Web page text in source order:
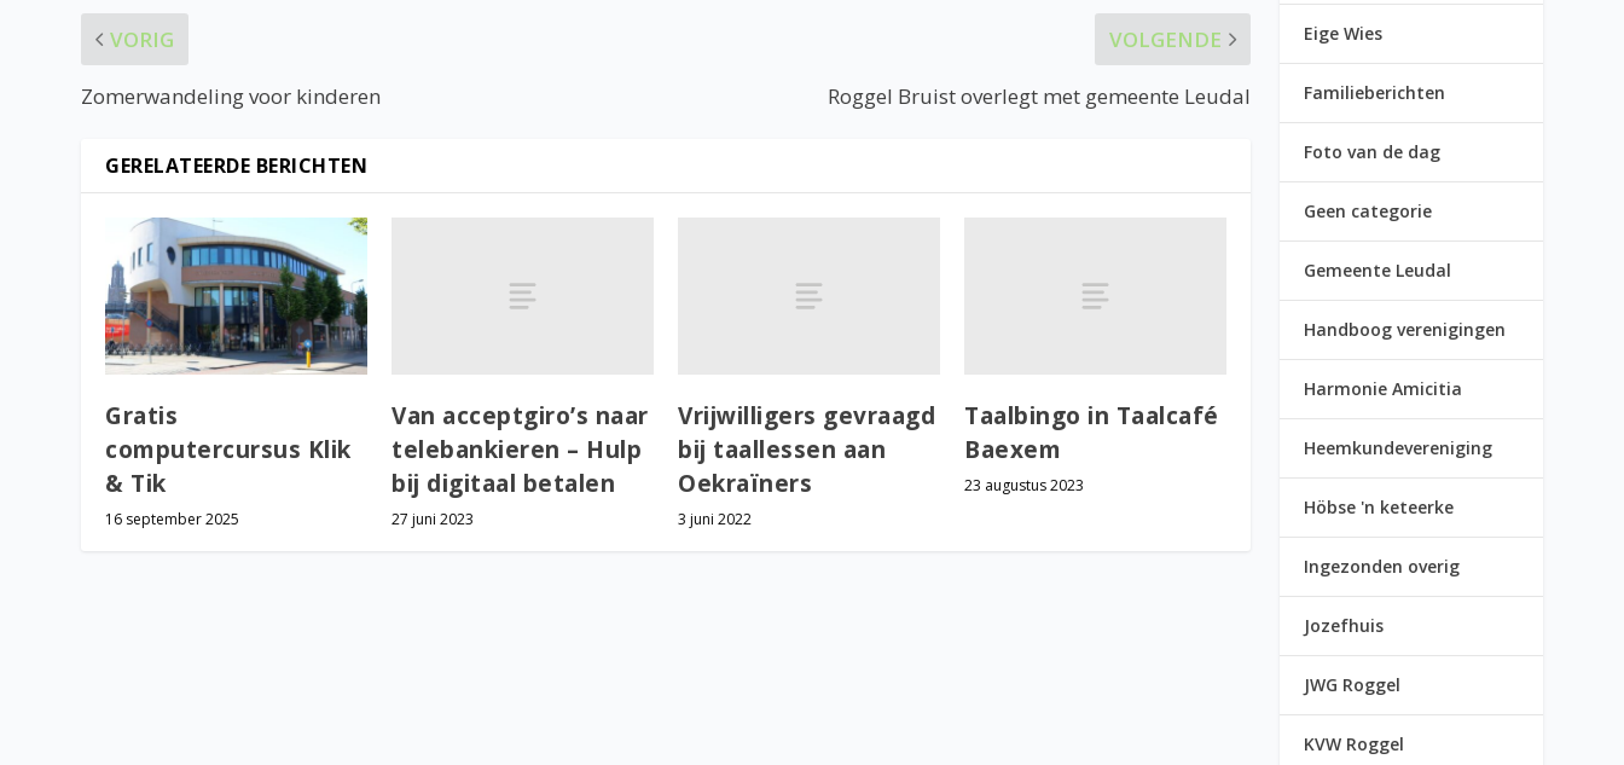
VORIG
Zomerwandeling voor kinderen
VOLGENDE
Roggel Bruist overlegt met gemeente Leudal
GERELATEERDE BERICHTEN
Gratis
computercursus Klik
& Tik
16 september 2025
Van acceptgiro’s naar
telebankieren – Hulp
bij digitaal betalen
27 juni 2023
Vrijwilligers gevraagd
bij taallessen aan
Oekraïners
3 juni 2022
Taalbingo in Taalcafé
Baexem
23 augustus 2023
Eige Wies
Familieberichten
Foto van de dag
Geen categorie
Gemeente Leudal
Handboog verenigingen
Harmonie Amicitia
Heemkundevereniging
Höbse 'n keteerke
Ingezonden overig
Jozefhuis
JWG Roggel
KVW Roggel